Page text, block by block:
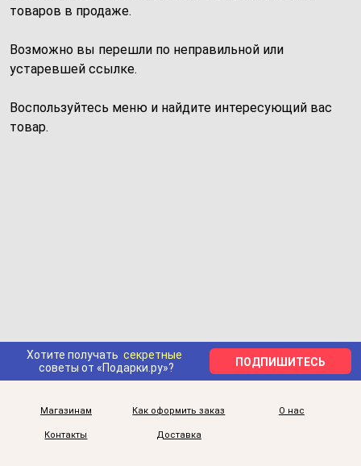
товаров в продаже.
Возможно вы перешли по неправильной или
устаревшей ссылке.
Воспользуйтесь меню и найдите интересующий вас
товар.
Хотите получать секретные
советы от «Подарки.ру»?
ПОДПИШИТЕСЬ
Магазинам Как оформить заказ О нас
Контакты Доставка